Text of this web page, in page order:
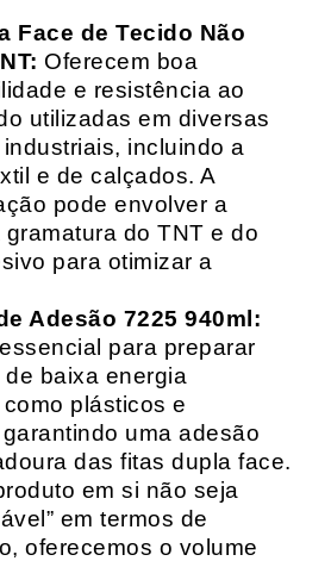
Face de Tecido Não
Oferecem boa
e resistência ao
utilizadas em diversas
incluindo a
e de calçados. A
pode envolver a
do TNT e do
para otimizar a
Adesão 7225 940ml:
para preparar
baixa energia
plásticos e
uma adesão
das fitas dupla face.
em si não seja
em termos de
oferecemos o volume